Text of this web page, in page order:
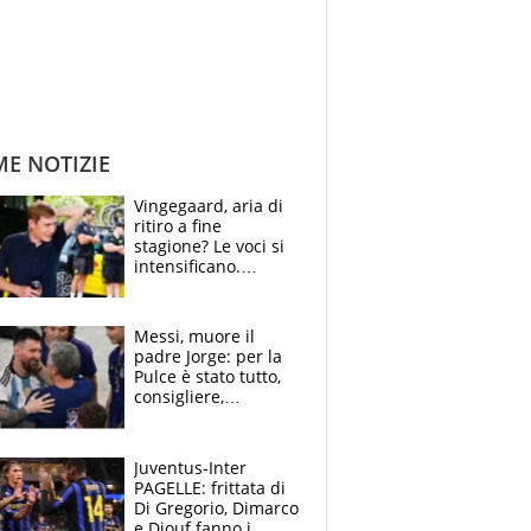
NOTIZIE
Vingegaard, aria di
ritiro a fine
stagione? Le voci si
intensificano.
vuole la Roubaix
Messi, muore il
padre Jorge: per la
Pulce è stato tutto,
consigliere,
Juventus-Inter
PAGELLE: frittata di
Di Gregorio, Dimarco